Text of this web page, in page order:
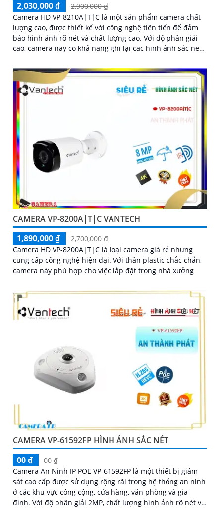
2,030,000 ₫
2,900,000 ₫
Camera HD VP-8210A|T|C là một sản phẩm camera chất
lượng cao, được thiết kế với công nghệ tiên tiến để đảm
bảo hình ảnh rõ nét và chất lượng cao. Với độ phân giải
cao, camera này có khả năng ghi lại các hình ảnh sắc nét
CAMERA VP-8200A|T|C VANTECH
1,890,000 ₫
2,700,000 ₫
Camera HD VP-8200A|T|C là loại camera giá rẻ nhưng
cung cấp công nghệ hiện đại. Với thân plastic chắc chắn,
camera này phù hợp cho việc lắp đặt trong nhà xưởng
CAMERA VP-61592FP HÌNH ẢNH SẮC NÉT
00 ₫
00 ₫
Camera An Ninh IP POE VP-61592FP là một thiết bị giám
sát cao cấp được sử dụng rộng rãi trong hệ thống an ninh
ở các khu vực công cộng, cửa hàng, văn phòng và gia
đình. Với độ phân giải 2MP, chất lượng hình ảnh rõ nét và